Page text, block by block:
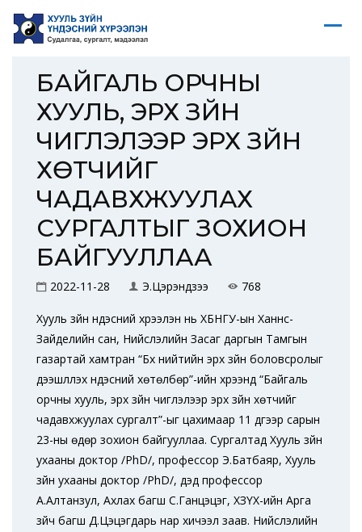
БАЙГАЛЬ ОРЧНЫ
ХУУЛЬ, ЭРХ ЗҮЙН
ЧИГЛЭЛЭЭР ЭРХ ЗҮЙН
ХӨТЧИЙГ
ЧАДАВХЖУУЛАХ
СУРГАЛТЫГ ЗОХИОН
БАЙГУУЛЛАА
2022-11-28 Э.Цэрэндүзээ 768
Хууль зүйн үндэсний хүрээлэн нь ХБНГУ-ын Ханнс-
Зайделийн сан, Нийслэлийн Засаг даргын Тамгын
газартай хамтран “Бүх нийтийн эрх зүйн боловсролыг
дээшлүүлэх үндэсний хөтөлбөр”-ийн хүрээнд “Байгаль
орчны хууль, эрх зүйн чиглэлээр эрх зүйн хөтчийг
чадавхжуулах сургалт”-ыг цахимаар 11 дүгээр сарын
23-ны өдөр зохион байгууллаа. Сургалтад Хууль зүйн
ухааны доктор /PhD/, профессор Э.Батбаяр, Хууль
зүйн ухааны доктор /PhD/, дэд профессор
А.Алтанзул, Ахлах багш С.Ганцэцэг, ХЗҮХ-ийн Арга
зүйч багш Д.Цэцэгдарь нар хичээл заав. Нийслэлийн